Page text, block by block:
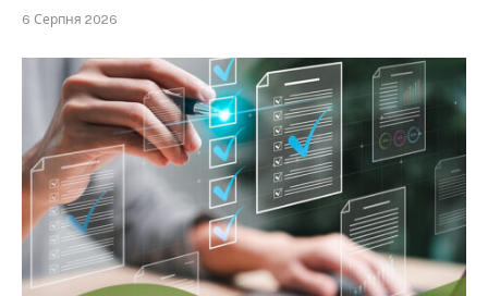
6 Серпня 2026